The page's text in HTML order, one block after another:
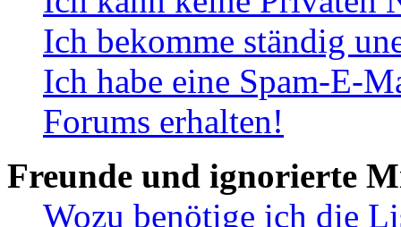
Ich bekomme ständig
Ich habe eine Spam-E-
Forums erhalten!
Freunde und ignorierte
Wozu benötige ich die